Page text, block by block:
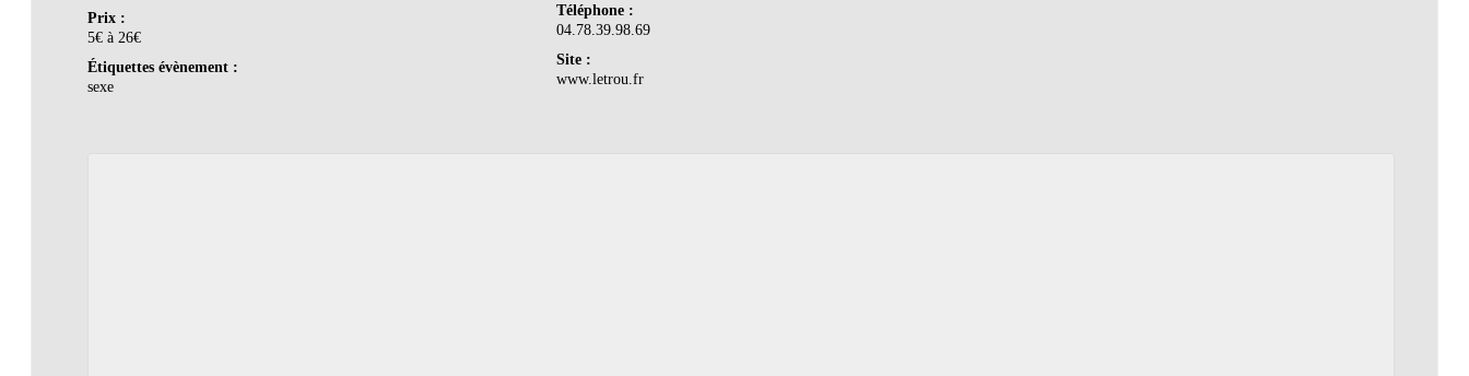
Prix :
5€ à 26€
Étiquettes évènement :
sexe
Téléphone :
04.78.39.98.69
Site :
www.letrou.fr